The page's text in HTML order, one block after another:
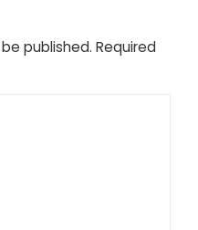
published. Required